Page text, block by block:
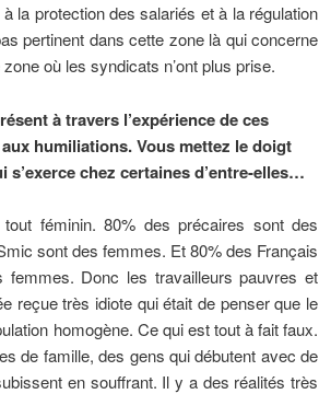
la protection des salariés et à la régulation
pertinent dans cette zone là qui concerne
où les syndicats n’ont plus prise.
à travers l’expérience de ces
humiliations. Vous mettez le doigt
chez certaines d’entre-elles…
féminin. 80% des précaires sont des
sont des femmes. Et 80% des Français
Donc les travailleurs pauvres et
reçue très idiote qui était de penser que le
homogène. Ce qui est tout à fait faux.
de famille, des gens qui débutent avec de
en souffrant. Il y a des réalités très